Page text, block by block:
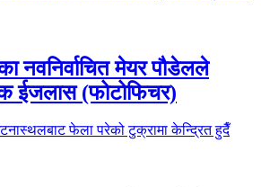
नवनिर्वाचित मेयर पौडेलले
ईजलास (फोटोफिचर)